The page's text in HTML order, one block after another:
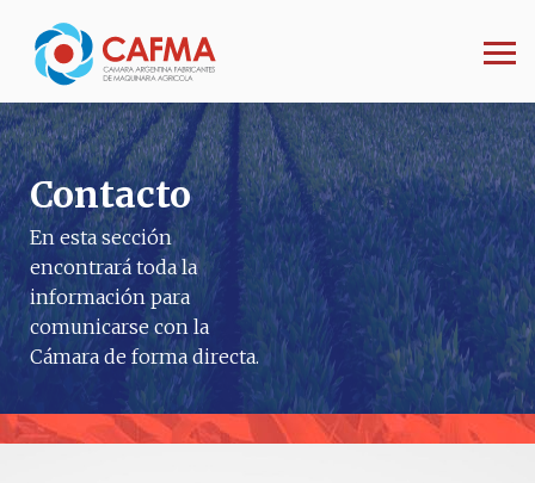
Contacto
En esta sección
encontrará toda la
información para
comunicarse con la
Cámara de forma directa.